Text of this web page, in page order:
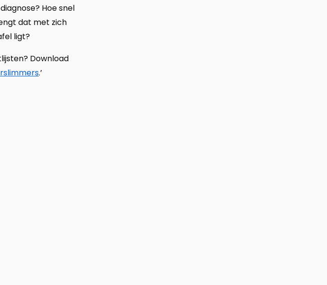
Hoe snel
dat met zich
ligt?
Download
.’